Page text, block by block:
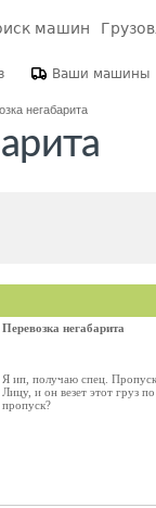
машин
Ваши машины
негабарита
Перевозка негабарита
Я ип, получаю спец.
Лицу, и он везет этот груз
пропуск?